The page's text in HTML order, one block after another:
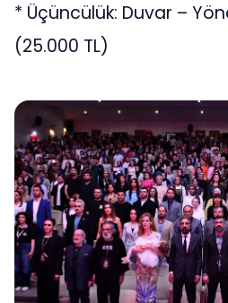
* Üçüncülük: Duvar –
(25.000 TL)